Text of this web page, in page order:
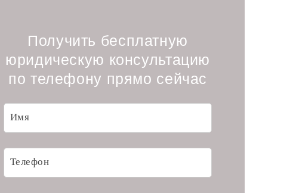
Получить бесплатную
юридическую консультацию
по телефону прямо сейчас